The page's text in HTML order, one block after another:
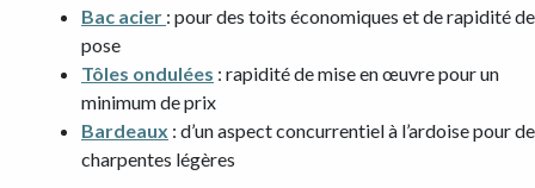
Bac acier : pour des toits économiques et de rapidité de
pose
Tôles ondulées : rapidité de mise en œuvre pour un
minimum de prix
Bardeaux : d’un aspect concurrentiel à l’ardoise pour
charpentes légères